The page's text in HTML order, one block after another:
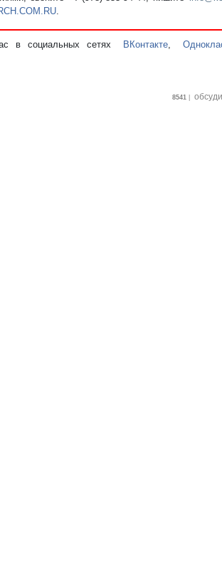
.
в социальных сетях ВКонтакте
8541